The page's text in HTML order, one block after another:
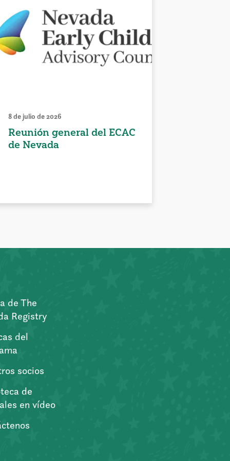
8 de julio de 2026
Reunión general del ECAC
de Nevada
de The
Registry
del
socios
de
en vídeo